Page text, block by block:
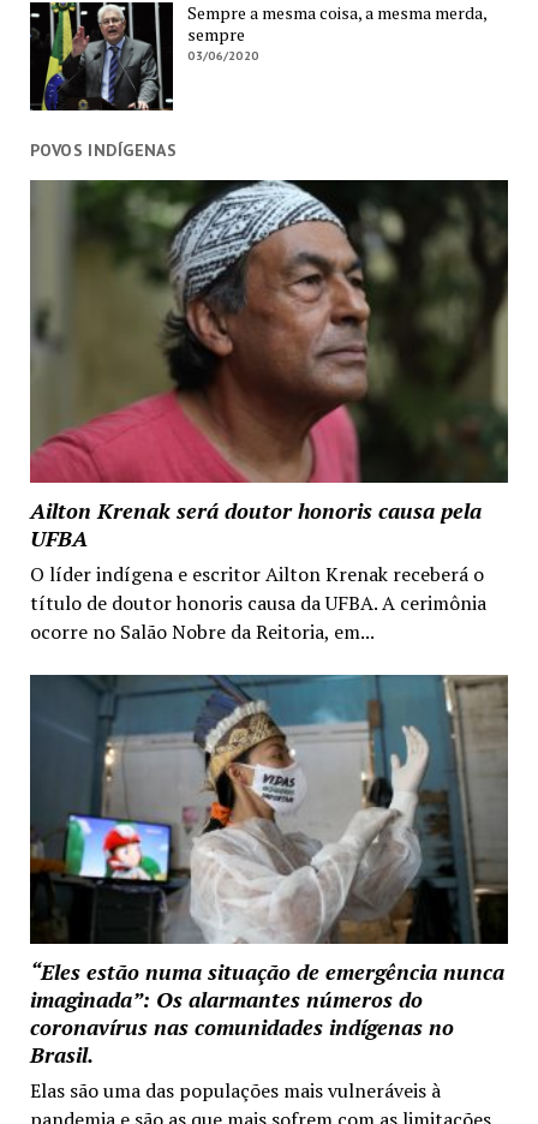
Sempre a mesma coisa, a mesma merda,
sempre
03/06/2020
POVOS INDÍGENAS
Ailton Krenak será doutor honoris causa pela
UFBA
O líder indígena e escritor Ailton Krenak receberá o
título de doutor honoris causa da UFBA. A cerimônia
ocorre no Salão Nobre da Reitoria, em...
“Eles estão numa situação de emergência nunca
imaginada”: Os alarmantes números do
coronavírus nas comunidades indígenas no
Brasil.
Elas são uma das populações mais vulneráveis à